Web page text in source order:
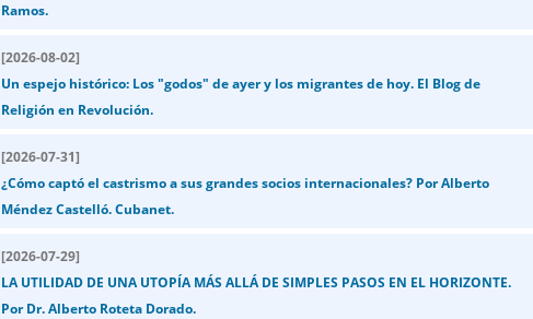
Ramos.
[2026-08-02]
Un espejo histórico: Los "godos" de ayer y los migrantes de hoy. El Blog de
Religión en Revolución.
[2026-07-31]
¿Cómo captó el castrismo a sus grandes socios internacionales? Por Alberto
Méndez Castelló. Cubanet.
[2026-07-29]
LA UTILIDAD DE UNA UTOPÍA MÁS ALLÁ DE SIMPLES PASOS EN EL HORIZONTE.
Por Dr. Alberto Roteta Dorado.